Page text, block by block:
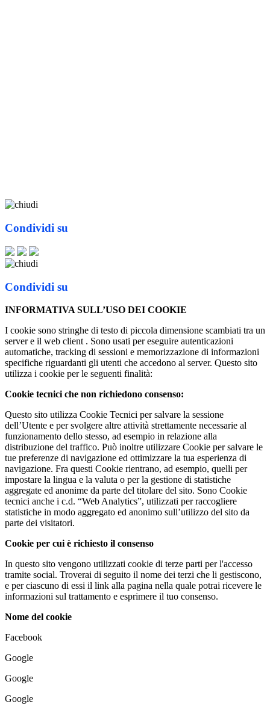
Condividi su
Condividi su
INFORMATIVA SULL’USO DEI COOKIE
I cookie sono stringhe di testo di piccola dimensione scambiati tra un
server e il web client . Sono usati per eseguire autenticazioni
automatiche, tracking di sessioni e memorizzazione di informazioni
specifiche riguardanti gli utenti che accedono al server. Questo sito
utilizza i cookie per le seguenti finalità:
Cookie tecnici che non richiedono consenso:
Questo sito utilizza Cookie Tecnici per salvare la sessione
dell’Utente e per svolgere altre attività strettamente necessarie al
funzionamento dello stesso, ad esempio in relazione alla
distribuzione del traffico. Può inoltre utilizzare Cookie per salvare le
tue preferenze di navigazione ed ottimizzare la tua esperienza di
navigazione. Fra questi Cookie rientrano, ad esempio, quelli per
impostare la lingua e la valuta o per la gestione di statistiche
aggregate ed anonime da parte del titolare del sito. Sono Cookie
tecnici anche i c.d. “Web Analytics”, utilizzati per raccogliere
statistiche in modo aggregato ed anonimo sull’utilizzo del sito da
parte dei visitatori.
Cookie per cui è richiesto il consenso
In questo sito vengono utilizzati cookie di terze parti per l'accesso
tramite social. Troverai di seguito il nome dei terzi che li gestiscono,
e per ciascuno di essi il link alla pagina nella quale potrai ricevere le
informazioni sul trattamento e esprimere il tuo consenso.
Nome del cookie
Facebook
Google
Google
Google